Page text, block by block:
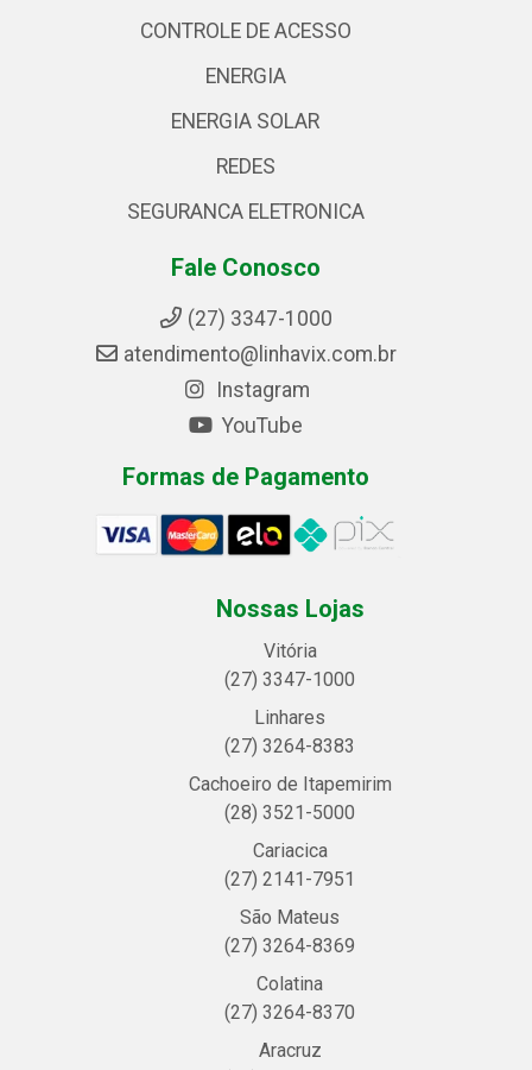
CONTROLE DE ACESSO
ENERGIA
ENERGIA SOLAR
REDES
SEGURANCA ELETRONICA
Fale Conosco
(27) 3347-1000
atendimento@linhavix.com.br
Instagram
YouTube
Formas de Pagamento
Nossas Lojas
Vitória
(27) 3347-1000
Linhares
(27) 3264-8383
Cachoeiro de Itapemirim
(28) 3521-5000
Cariacica
(27) 2141-7951
São Mateus
(27) 3264-8369
Colatina
(27) 3264-8370
Aracruz